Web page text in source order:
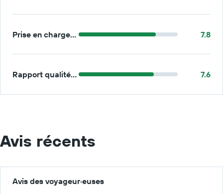
Prise en charge/retour 7.8
Rapport qualité/prix 7.6
Avis récents
Avis des voyageur·euses